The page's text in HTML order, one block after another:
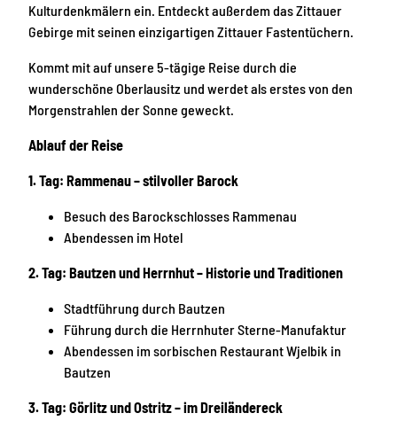
Kulturdenkmälern ein. Entdeckt außerdem das Zittauer
Gebirge mit seinen einzigartigen Zittauer Fastentüchern.
Kommt mit auf unsere 5-tägige Reise durch die
wunderschöne Oberlausitz und werdet als erstes von den
Morgenstrahlen der Sonne geweckt.
Ablauf der Reise
1. Tag: Rammenau – stilvoller Barock
Besuch des Barockschlosses Rammenau
Abendessen im Hotel
2. Tag: Bautzen und Herrnhut – Historie und Traditionen
Stadtführung durch Bautzen
Führung durch die Herrnhuter Sterne-Manufaktur
Abendessen im sorbischen Restaurant Wjelbik in
Bautzen
3. Tag: Görlitz und Ostritz – im Dreiländereck